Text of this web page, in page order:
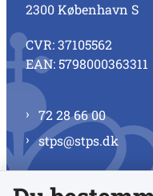
2300 København S
CVR: 37105562
EAN: 5798000363311
72 28 66 00
stps@stps.dk